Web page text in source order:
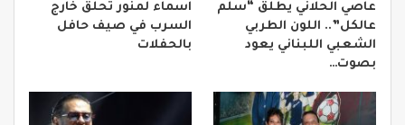
عاصي الحلاني يطلق “سلّم
عالكل”.. اللون الطربي
الشعبي اللبناني يعود
بصوت…
اسماء لمنور تحلق خارج
السرب في صيف حافل
بالحفلات